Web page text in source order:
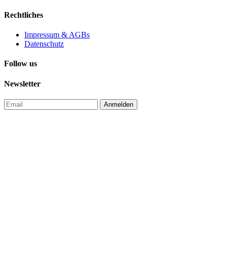
Rechtliches
Impressum & AGBs
Datenschutz
Follow us
Newsletter
Anmelden